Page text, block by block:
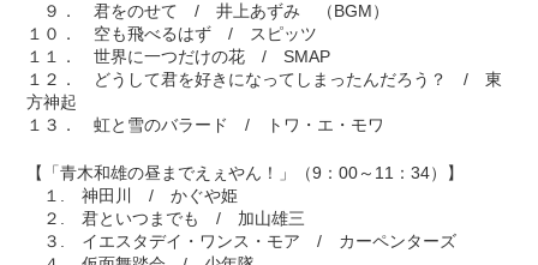
９． 君をのせて / 井上あずみ （BGM）
１０． 空も飛べるはず / スピッツ
１１． 世界に一つだけの花 / SMAP
１２． どうして君を好きになってしまったんだろう？ / 東
方神起
１３． 虹と雪のバラード / トワ・エ・モワ
【「青木和雄の昼までえぇやん！」（9：00～11：34）】
１. 神田川 / かぐや姫
２. 君といつまでも / 加山雄三
３. イエスタデイ・ワンス・モア / カーペンターズ